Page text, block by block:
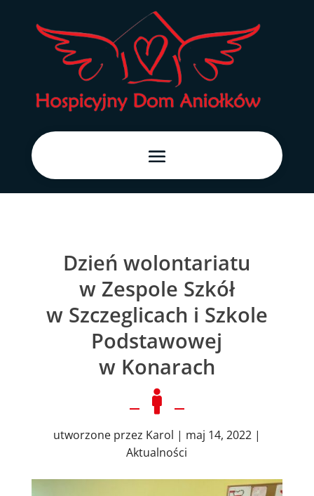
Dzień wolontariatu
w Zespole Szkół
w Szczeglicach i Szkole
Podstawowej
w Konarach

utworzone przez Karol | maj 14, 2022|
Aktualności